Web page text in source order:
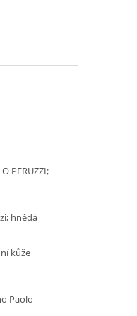
PERUZZI;
hnědá
kůže
Paolo